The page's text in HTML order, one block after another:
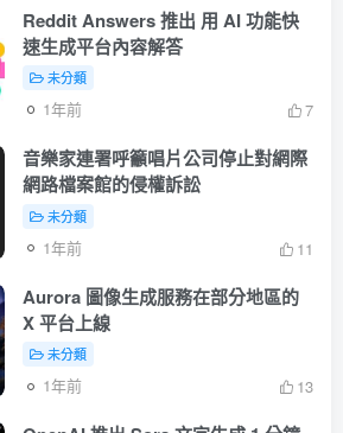
Reddit Answers 推出 用 AI 功能快
速生成平台內容解答
未分類
1年前 7
音樂家連署呼籲唱片公司停止對網際
網路檔案館的侵權訴訟
未分類
1年前 11
Aurora 圖像生成服務在部分地區的
X 平台上線
未分類
1年前 13